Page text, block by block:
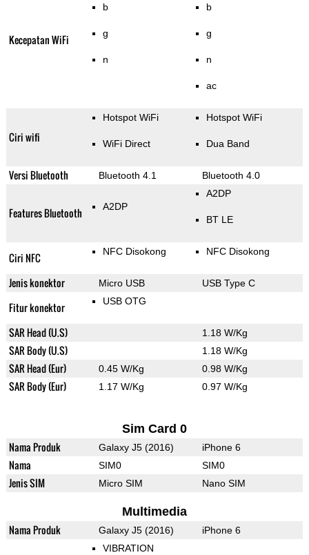
Kecepatan WiFi
b
g
n
b
g
n
ac
Ciri wifi
Hotspot WiFi
WiFi Direct
Hotspot WiFi
Dua Band
Versi Bluetooth Bluetooth 4.1 Bluetooth 4.0
Features Bluetooth A2DP
A2DP
BT LE
Ciri NFC NFC Disokong NFC Disokong
Jenis konektor Micro USB USB Type C
Fitur konektor USB OTG
SAR Head (U.S) 1.18 W/Kg
SAR Body (U.S) 1.18 W/Kg
SAR Head (Eur) 0.45 W/Kg 0.98 W/Kg
SAR Body (Eur) 1.17 W/Kg 0.97 W/Kg
Sim Card 0
Nama Produk Galaxy J5 (2016) iPhone 6
Nama SIM0 SIM0
Jenis SIM Micro SIM Nano SIM
Multimedia
Nama Produk Galaxy J5 (2016) iPhone 6
VIBRATION